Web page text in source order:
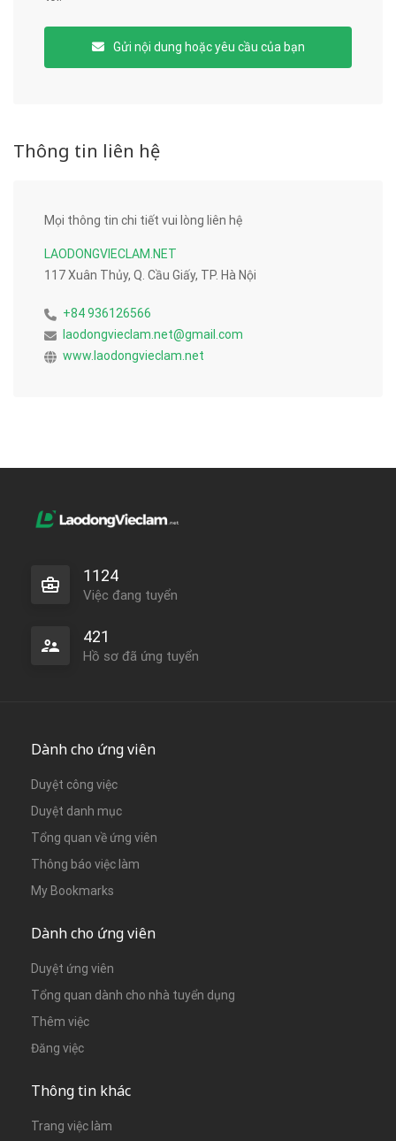
Gửi nội dung hoặc yêu cầu của bạn
Thông tin liên hệ
Mọi thông tin chi tiết vui lòng liên hệ
LAODONGVIECLAM.NET
117 Xuân Thủy, Q. Cầu Giấy, TP. Hà Nội
+84 936126566
laodongvieclam.net@gmail.com
www.laodongvieclam.net
1124
Việc đang tuyển
421
Hồ sơ đã ứng tuyển
Dành cho ứng viên
Duyệt công việc
Duyệt danh mục
Tổng quan về ứng viên
Thông báo việc làm
My Bookmarks
Dành cho ứng viên
Duyệt ứng viên
Tổng quan dành cho nhà tuyển dụng
Thêm việc
Đăng việc
Thông tin khác
Trang việc làm